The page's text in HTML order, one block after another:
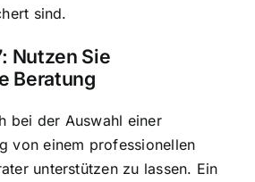
sind.
Nutzen Sie
Beratung
bei der Auswahl einer
von einem professionellen
unterstützenzu lassen. Ein